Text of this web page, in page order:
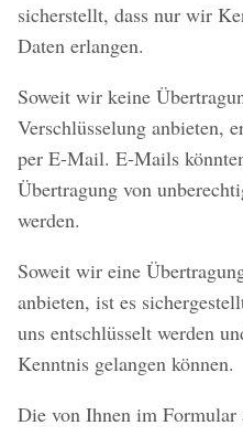
sicherstellt, dass nur wir
Daten erlangen.
Soweit wir keine
Verschlüsselung anbieten,
per E-Mail. E-Mails
Übertragung von
werden.
Soweit wir eine
anbieten, ist es
uns entschlüsselt werden
Kenntnis gelangen können.
Die von Ihnen im Formular